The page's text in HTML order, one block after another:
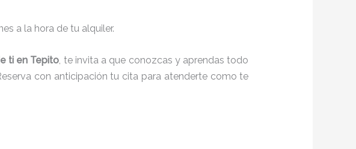
a la hora de tu alquiler.
ti en Tepito, te invita a que conozcas y aprendas todo
con anticipación tu cita para atenderte como te